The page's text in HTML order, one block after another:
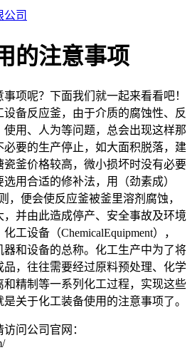
的注意事项
项呢？下面我们就一起来看看吧！
备反应釜，由于介质的腐蚀性、反
用、人为等问题，总会出现这样那
要的生产停止，如大面积脱落，建
釜价格较高，微小损坏时没有必要
用合适的修补法，用（劲素成）
，便会使反应釜被釜里溶剂腐蚀，
并由此造成停产、安全事故及环境
工设备（ChemicalEquipment），
和设备的总称。化工生产中为了将
，往往需要经过原料预处理、化学
和精制等一系列化工过程，实现这些
关于化工装备使用的注意事项了。
问公司官网：